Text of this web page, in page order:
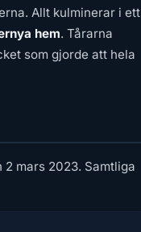
Allt kulminerar i ett
hem. Tårarna
som gjorde att hela
2 mars 2023. Samtliga